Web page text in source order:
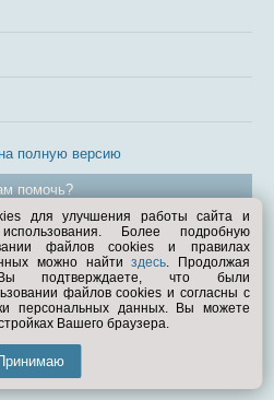
полную версию
помочь?
1998—2026
для улучшения работы сайта и
Более подробную
файлов cookies и правилах
можно найтиздесь. Продолжая
подтверждаете, что были
файлов cookies и согласны с
персональных данных. Вы можете
Вашего браузера.